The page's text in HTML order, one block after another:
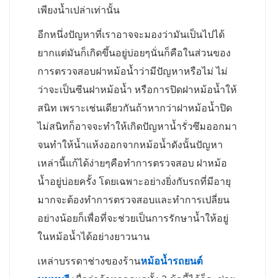
เพียงน้ำเปล่าเท่านั้น
อีกหนึ่งปัญหาที่เราอาจจะมองว่ามันเป็นไปได้
ยากแต่มันก็เกิดขึ้นอยู่บ่อยๆนั่นก็คือในส่วนของ
การตรวจสอบฝาหม้อน้ำว่ามีปัญหาหรือไม่ ไม่
ว่าจะเป็นซีนฝาหม้อน้ำ หรือการปิดฝาหม้อน้ำให้
สนิท เพราะเช่นเดียวกันถ้าหากว่าฝาหม้อน้ำปิด
ไม่สนิทก็อาจจะทำให้เกิดปัญหาน้ำรั่วซึมออกมา
จนทำให้น้ำแห้งออกจากหม้อน้ำดังนั้นปัญหา
เหล่านี้แก้ได้ง่ายๆคือทำการตรวจสอบ ฝาหม้อ
น้ำอยู่บ่อยครั้ง โดยเฉพาะอย่างยิ่งกับรถที่มีอายุ
มากจะต้องทำการตรวจสอบและทำการเปลี่ยน
อย่างน้อยก็เพื่อที่จะช่วยเป็นการรักษาน้ำให้อยู่
ในหม้อน้ำได้อย่างยาวนาน
เหล่าบรรดาช่างของร้านหม้อน้ำรถยนต์